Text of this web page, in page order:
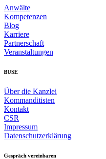
Anwälte
Kompetenzen
Blog
Karriere
Partnerschaft
Veranstaltungen
BUSE
Über die Kanzlei
Kommanditisten
Kontakt
CSR
Impressum
Datenschutzerklärung
Gespräch vereinbaren